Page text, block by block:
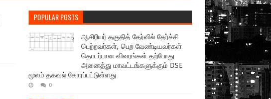
POPULAR POSTS
ஆசிரியர் தகுதித் தேர்வில் தேர்ச்சி
பெற்றவர்கள், பெற வேண்டியவர்கள்
தொடர்பான விவரங்கள் தற்போது
அனைத்து மாவட்டங்களுக்கும் DSE
மூலம் தகவல் கோரப்பட்டுள்ளது
0